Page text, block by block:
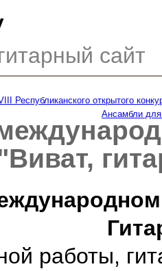
сайт
Республиканского открытого
Ансамбли
работы,